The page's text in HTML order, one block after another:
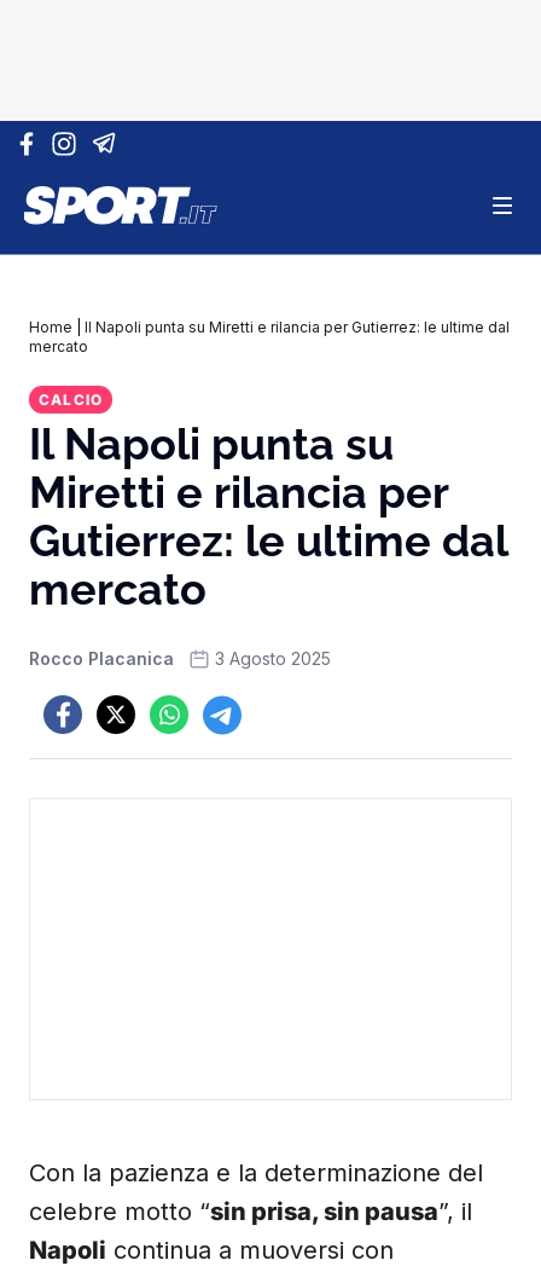
Vai al contenuto
Home
Il Napoli punta su Miretti e rilancia per Gutierrez: le ultime dal
mercato
CALCIO
Il Napoli punta su
Miretti e rilancia per
Gutierrez: le ultime dal
mercato
Rocco Placanica 3 Agosto 2025
Con la pazienza e la determinazione del
celebre motto “sin prisa, sin pausa”, il
Napoli continua a muoversi con